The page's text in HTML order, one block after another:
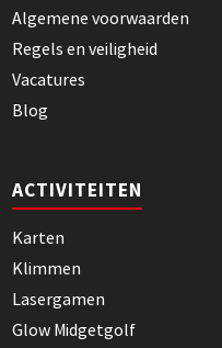
Algemene voorwaarden
Regels en veiligheid
Vacatures
Blog
ACTIVITEITEN
Karten
Klimmen
Lasergamen
Glow Midgetgolf